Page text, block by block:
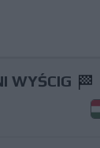
WYŚCIG